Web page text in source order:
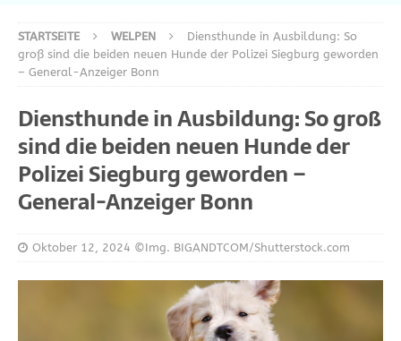
STARTSEITE WELPEN
Diensthunde in Ausbildung: So
groß sind die beiden neuen Hunde der Polizei Siegburg geworden
– General-Anzeiger Bonn
Diensthunde in Ausbildung: So groß
sind die beiden neuen Hunde der
Polizei Siegburg geworden –
General-Anzeiger Bonn
Oktober 12, 2024 ©Img. BIGANDTCOM/Shutterstock.com